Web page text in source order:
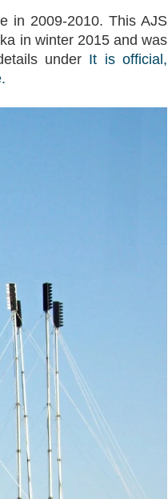
in 2009-2010. This AJS
in winter 2015 and was
under It is official,